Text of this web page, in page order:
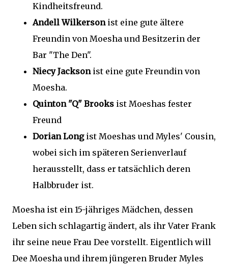
Kindheitsfreund.
Andell Wilkersonist eine gute ältere
Freundin von Moesha und Besitzerin der
Bar "The Den".
Niecy Jacksonist eine gute Freundin von
Moesha.
Quinton "Q" Brooks ist Moeshas fester
Freund
Dorian Longist Moeshas und Myles' Cousin,
wobei sich im späteren Serienverlauf
herausstellt, dass er tatsächlich deren
Halbbruder ist.
Moesha ist ein 15-jähriges Mädchen, dessen
Leben sich schlagartig ändert, als ihr Vater Frank
ihr seine neue Frau Dee vorstellt. Eigentlich will
Dee Moesha und ihrem jüngeren Bruder Myles